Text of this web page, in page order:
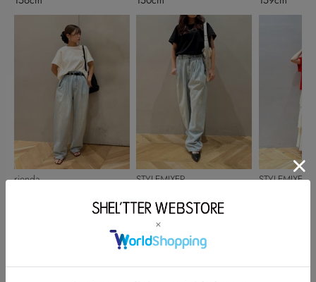
rienda
STYLEMIXER
150cm
STYLEMIXER
このアイテムを見た人がチェックしている商品